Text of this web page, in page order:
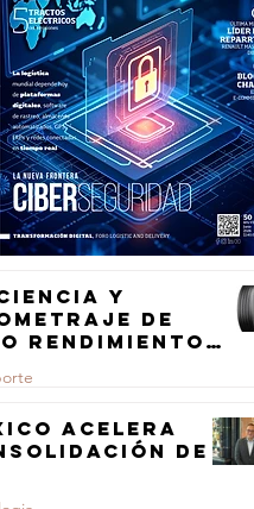
y
de
rendimiento
de
acelera
de